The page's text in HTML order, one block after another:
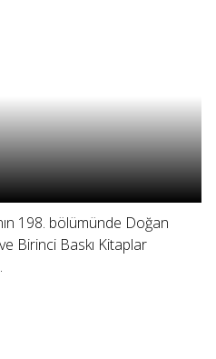
198. bölümünde Doğan
Birinci Baskı Kitaplar